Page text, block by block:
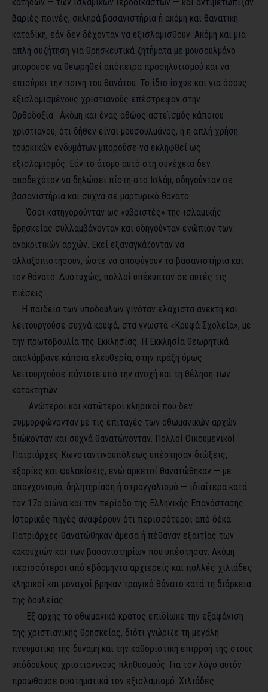
βαριές ποινές, σκληρά βασανιστήρια ή ακόμη και θανατική
καταδίκη, εάν δεν δέχονταν να εξισλαμισθούν. Ακόμη και μια
απλή συζήτηση για θρησκευτικά ζητήματα με μουσουλμάνο
μπορούσε να θεωρηθεί απόπειρα προσηλυτισμού και να
επισύρει την ποινή του θανάτου. Το ίδιο ίσχυε και για όσους
εξισλαμισμένους χριστιανούς επέστρεφαν στην
Ορθοδοξία. Ακόμη και ένας αθώος αστεϊσμός κάποιου
χριστιανού, ότι δήθεν είναι μουσουλμάνος, ή η απλή χρήση
τουρκικών ενδυμάτων μπορούσε να εκληφθεί ως
εξισλαμισμός. Εάν το άτομο αυτό στη συνέχεια δεν
αποδεχόταν να δηλώσει πίστη στο Ισλάμ, οδηγούνταν σε
βασανιστήρια και συχνά σε μαρτυρικό θάνατο.
Όσοι κατηγορούνταν ως «υβριστές» της ισλαμικής
θρησκείας συλλαμβάνονταν και οδηγούνταν ενώπιον των
ανακριτικών αρχών. Εκεί εξαναγκάζονταν να
αλλαξοπιστήσουν, ώστε να αποφύγουν τα βασανιστήρια και
τον θάνατο. Δυστυχώς, πολλοί υπέκυπταν σε αυτές τις
πιέσεις.
Η παιδεία των υποδούλων γινόταν ελάχιστα ανεκτή και
λειτουργούσε συχνά κρυφά, στα γνωστά «Κρυφά Σχολεία», με
την πρωτοβουλία της Εκκλησίας. Η Εκκλησία θεωρητικά
απολάμβανε κάποια ελευθερία, στην πράξη όμως
λειτουργούσε πάντοτε υπό την ανοχή και τη θέληση των
κατακτητών.
Ανώτεροι και κατώτεροι κληρικοί που δεν
συμμορφώνονταν με τις επιταγές των οθωμανικών αρχών
διώκονταν και συχνά θανατώνονταν. Πολλοί Οικουμενικοί
Πατριάρχες Κωνσταντινουπόλεως υπέστησαν διώξεις,
εξορίες και φυλακίσεις, ενώ αρκετοί θανατώθηκαν — με
απαγχονισμό, δηλητηρίαση ή στραγγαλισμό — ιδιαίτερα κατά
τον 17ο αιώνα και την περίοδο της Ελληνικής Επανάστασης.
Ιστορικές πηγές αναφέρουν ότι περισσότεροι από δέκα
Πατριάρχες θανατώθηκαν άμεσα ή πέθαναν εξαιτίας των
κακουχιών και των βασανιστηρίων που υπέστησαν. Ακόμη
περισσότεροι από εβδομήντα αρχιερείς και πολλές χιλιάδες
κληρικοί και μοναχοί βρήκαν τραγικό θάνατο κατά τη διάρκεια
της δουλείας.
Εξ αρχής το οθωμανικό κράτος επιδίωκε την εξαφάνιση
της χριστιανικής θρησκείας, διότι γνώριζε τη μεγάλη
πνευματική της δύναμη και την καθοριστική επιρροή της στους
υπόδουλους χριστιανικούς πληθυσμούς. Για τον λόγο αυτόν
προωθούσε συστηματικά τον εξισλαμισμό. Χιλιάδες